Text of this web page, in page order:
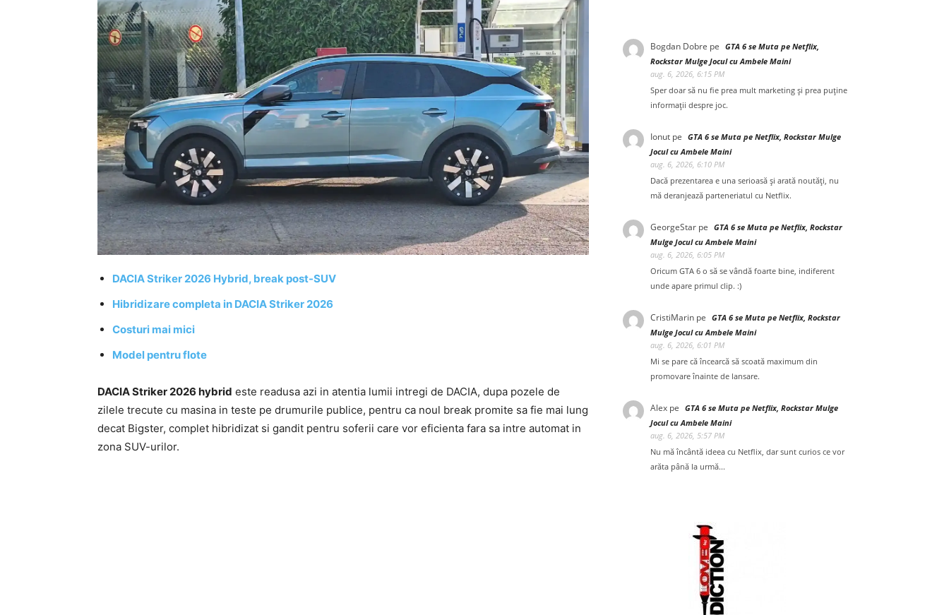
DACIA Striker 2026 Hybrid, break post-SUV
Hibridizare completa in DACIA Striker 2026
Costuri mai mici
Model pentru flote
DACIA Striker 2026 hybrid este readusa azi in atentia lumii intregi de DACIA, dupa pozele de
zilele trecute cu masina in teste pe drumurile publice, pentru ca noul break promite sa fie mai lung
decat Bigster, complet hibridizat si gandit pentru soferii care vor eficienta fara sa intre automat in
zona SUV-urilor.
Bogdan Dobre pe GTA 6 se Muta pe Netflix,
Rockstar Mulge Jocul cu Ambele Maini
aug. 6, 2026, 6:15 PM
Sper doar să nu fie prea mult marketing și prea puține
informații despre joc.
Ionut pe GTA 6 se Muta pe Netflix, Rockstar Mulge
Jocul cu Ambele Maini
aug. 6, 2026, 6:10 PM
Dacă prezentarea e una serioasă și arată noutăți, nu
mă deranjează parteneriatul cu Netflix.
GeorgeStar pe GTA 6 se Muta pe Netflix, Rockstar
Mulge Jocul cu Ambele Maini
aug. 6, 2026, 6:05 PM
Oricum GTA 6 o să se vândă foarte bine, indiferent
unde apare primul clip. :)
CristiMarin pe GTA 6 se Muta pe Netflix, Rockstar
Mulge Jocul cu Ambele Maini
aug. 6, 2026, 6:01 PM
Mi se pare că încearcă să scoată maximum din
promovare înainte de lansare.
Alex pe GTA 6 se Muta pe Netflix, Rockstar Mulge
Jocul cu Ambele Maini
aug. 6, 2026, 5:57 PM
Nu mă încântă ideea cu Netflix, dar sunt curios ce vor
arăta până la urmă...